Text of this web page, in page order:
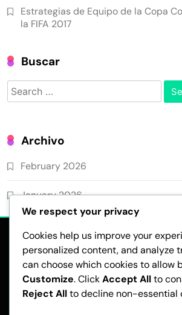
Estrategias de Equipo de la Copa
la FIFA 2017
Buscar
Search
for:
Archivo
February 2026
January 2026
We respect your privacy
Cookies help us improve your
personalized content, and analyze
can choose which cookies to allow
Customize. ClickAccept Allto
Reject Allto decline non-essential